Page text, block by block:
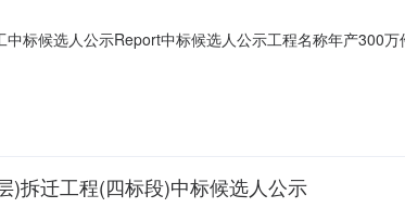
标候选人公示Report中标候选人公示工程名称年产300
日历天建造师姓名邓国新注册级别建筑工程二级注册
拆迁工程(四标段)中标候选人公示